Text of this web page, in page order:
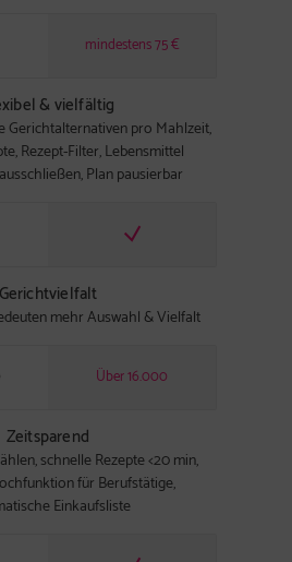
mindestens 75 €
& vielfältig
Gerichtalternativen pro Mahlzeit,
Rezept-Filter, Lebensmittel
Plan pausierbar
Gerichtvielfalt
mehr Auswahl & Vielfalt
Über 16.000
Zeitsparend
schnelle Rezepte <20 min,
für Berufstätige,
Einkaufsliste